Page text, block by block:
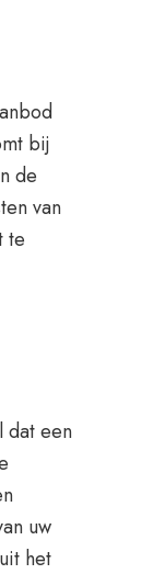
bij
de
van
te
dat een
uw
het